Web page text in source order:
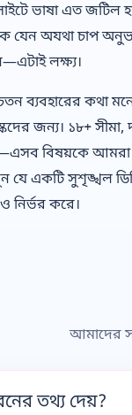
ভাষা এত জটিল
যেন অযথা চাপ
লক্ষ্য।
ব্যবহারের কথা
জন্য। ১৮+
বিষয়কে আমরা
যে একটি সুশৃঙ্খল
নির্ভর করে।
আমাদের
তথ্য দেয়?